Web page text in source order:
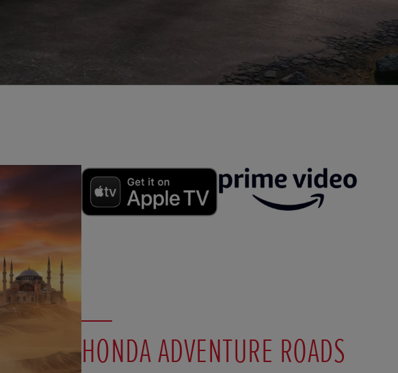
HONDA ADVENTURE ROADS